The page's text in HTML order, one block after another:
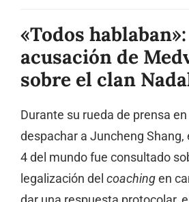
«Todos
acusación de
sobre el clan
Durante su rueda de prensa
despachar a Juncheng
4 del mundo fue consultado
legalización del coaching en